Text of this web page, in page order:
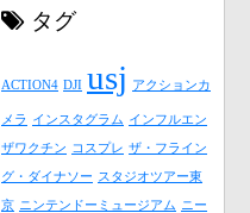
タグ
ACTION4 DJI usj アクションカ
メラ インスタグラム インフルエン
ザワクチン コスプレ ザ・フライン
グ・ダイナソー スタジオツアー東
京 ニンテンドーミュージアム ニー